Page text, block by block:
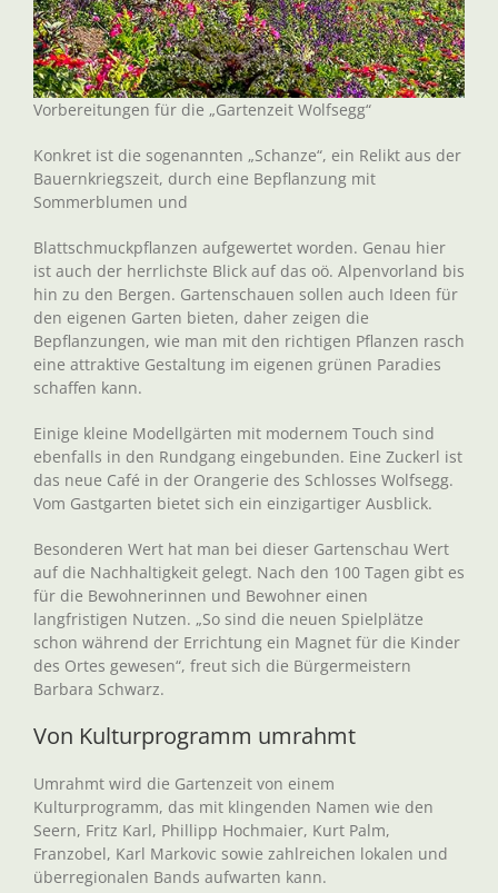
Vorbereitungen für die „Gartenzeit Wolfsegg“
Konkret ist die sogenannten „Schanze“, ein Relikt aus der
Bauernkriegszeit, durch eine Bepflanzung mit
Sommerblumen und
Blattschmuckpflanzen aufgewertet worden. Genau hier
ist auch der herrlichste Blick auf das oö. Alpenvorland bis
hin zu den Bergen. Gartenschauen sollen auch Ideen für
den eigenen Garten bieten, daher zeigen die
Bepflanzungen, wie man mit den richtigen Pflanzen rasch
eine attraktive Gestaltung im eigenen grünen Paradies
schaffen kann.
Einige kleine Modellgärten mit modernem Touch sind
ebenfalls in den Rundgang eingebunden. Eine Zuckerl ist
das neue Café in der Orangerie des Schlosses Wolfsegg.
Vom Gastgarten bietet sich ein einzigartiger Ausblick.
Besonderen Wert hat man bei dieser Gartenschau Wert
auf die Nachhaltigkeit gelegt. Nach den 100 Tagen gibt es
für die Bewohnerinnen und Bewohner einen
langfristigen Nutzen. „So sind die neuen Spielplätze
schon während der Errichtung ein Magnet für die Kinder
des Ortes gewesen“, freut sich die Bürgermeistern
Barbara Schwarz.
Von Kulturprogramm umrahmt
Umrahmt wird die Gartenzeit von einem
Kulturprogramm, das mit klingenden Namen wie den
Seern, Fritz Karl, Phillipp Hochmaier, Kurt Palm,
Franzobel, Karl Markovic sowie zahlreichen lokalen und
überregionalen Bands aufwarten kann.